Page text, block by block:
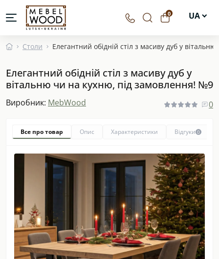
0 UA
Столи Елегантний обідній стіл з масиву дуб у
Елегантний обідній стіл з масиву дуб у
вітальню чи на кухню, під замовлення! №9
Виробник: MebWood 0
Все про товар Опис Характеристики Відгуки 0